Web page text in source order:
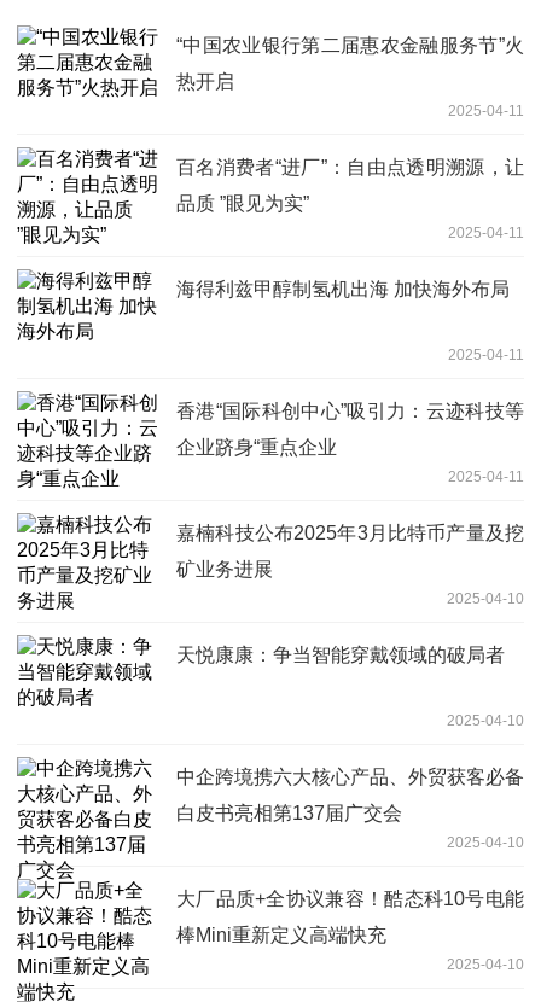
“中国农业银行第二届惠农金融服务节”火
热开启
2025-04-11
百名消费者“进厂”：自由点透明溯源，让
品质 ”眼见为实”
2025-04-11
海得利兹甲醇制氢机出海 加快海外布局
2025-04-11
香港“国际科创中心”吸引力：云迹科技等
企业跻身“重点企业
2025-04-11
嘉楠科技公布2025年3月比特币产量及挖
矿业务进展
2025-04-10
天悦康康：争当智能穿戴领域的破局者
2025-04-10
中企跨境携六大核心产品、外贸获客必备
白皮书亮相第137届广交会
2025-04-10
大厂品质+全协议兼容！酷态科10号电能
棒Mini重新定义高端快充
2025-04-10